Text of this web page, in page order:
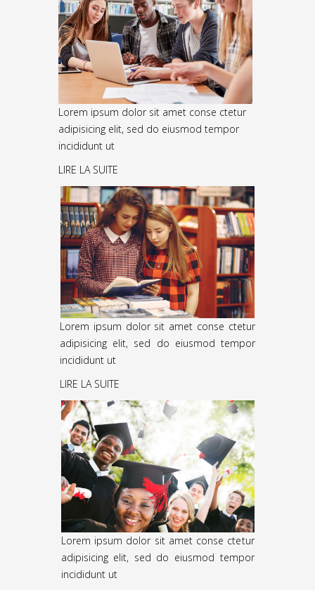
Lorem ipsum dolor sit amet conse ctetur
adipisicing elit, sed do eiusmod tempor
incididunt ut
LIRE LA SUITE
Lorem ipsum dolor sit amet conse ctetur
adipisicing elit, sed do eiusmod tempor
incididunt ut
LIRE LA SUITE
Lorem ipsum dolor sit amet conse ctetur
adipisicing elit, sed do eiusmod tempor
incididunt ut